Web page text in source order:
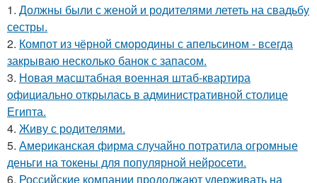
1. Должны были с женой и родителями лететь на свадьбу
сестры.
2. Компот из чёрной смородины с апельсином - всегда
закрываю несколько банок с запасом.
3. Новая масштабная военная штаб-квартира
официально открылась в административной столице
Египта.
4. Живу с родителями.
5. Американская фирма случайно потратила огромные
деньги на токены для популярной нейросети.
6. Российские компании продолжают удерживать на